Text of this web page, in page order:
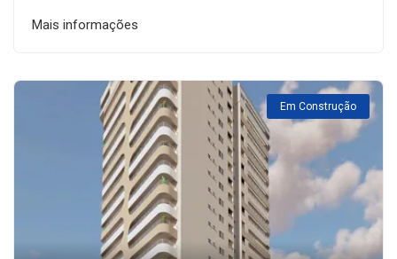
Mais informações
Em Construção